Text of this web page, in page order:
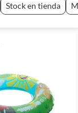
Stock en tienda